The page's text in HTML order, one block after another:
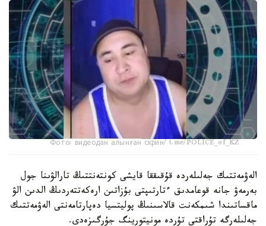
Фото: видеодан алынған скрин/ t.me/POLICE_of_KZ
الەۋمەتتىك جەلىلەردە قۇقىققا قايشى كونتەنتتىڭ تارالۋىنا جول
بەرمەۋ جانە قوعامدىق ءتارتىپتى بۇزاتىن ارەكەتتەردىڭ الدىن الۋ
ماقساتىندا شىمكەنت قالاسىنىڭ پوليتسيا دەپارتامەنتى الەۋمەتتىك
جەلىلەرگە تۇراقتى تۇردە مونيتورينگ جۇرگىزەدى.